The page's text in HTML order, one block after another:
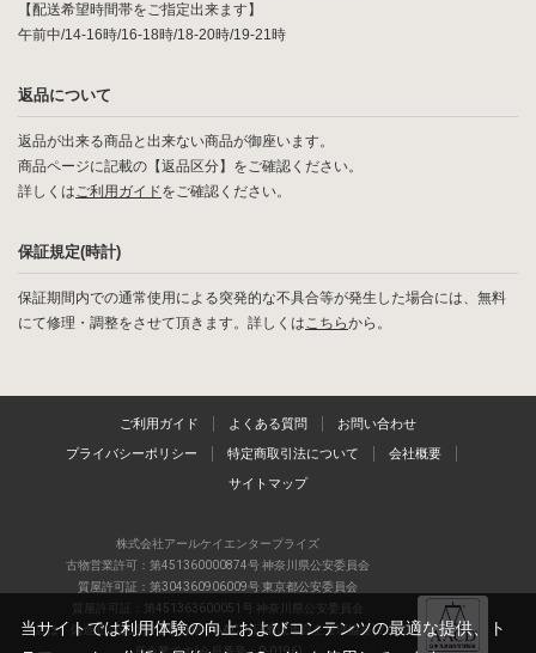
【配送希望時間帯をご指定出来ます】
午前中/14-16時/16-18時/18-20時/19-21時
返品について
返品が出来る商品と出来ない商品が御座います。
商品ページに記載の【返品区分】をご確認ください。
詳しくはご利用ガイドをご確認ください。
保証規定(時計)
保証期間内での通常使用による突発的な不具合等が発生した場合には、無料
にて修理・調整をさせて頂きます。詳しくはこちらから。
ご利用ガイド よくある質問 お問い合わせ
プライバシーポリシー 特定商取引法について 会社概要
サイトマップ
株式会社アールケイエンタープライズ
古物営業許可：第451360000874号 神奈川県公安委員会
質屋許可証：第304360906009号 東京都公安委員会
質屋許可証：第451363600051号 神奈川県公安委員会
当店は、偽造品の流通防止を目指すAACD(日本流通自主管理協会)の正会
当サイトでは利用体験の向上およびコンテンツの最適な提供、ト